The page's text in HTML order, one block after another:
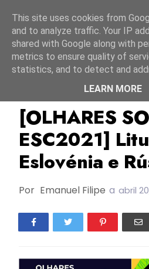
Eslovénia
[OLHARES
ESC2021]
Eslovénia e
Por Emanuel Filipe a abril
This site uses cookies from
and to analyze traffic. Your IP
shared with Google along with
metrics to ensure quality of
statistics, and to detect and
LEARN MORE